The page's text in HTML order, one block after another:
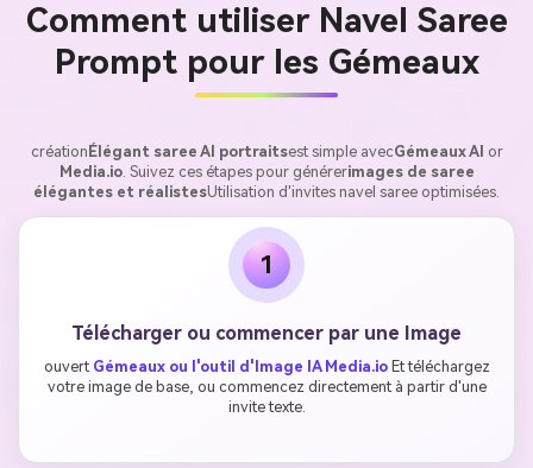
Comment utiliser Navel Saree
Prompt pour les Gémeaux
créationÉlégant saree AI portraitsest simple avecGémeaux AI or
Media.io. Suivez ces étapes pour générerimages de saree
élégantes et réalistesUtilisation d'invites navel saree optimisées.
1
Télécharger ou commencer par une Image
ouvert Gémeaux ou l'outil d'Image IA Media.io Et téléchargez
votre image de base, ou commencez directement à partir d'une
invite texte.